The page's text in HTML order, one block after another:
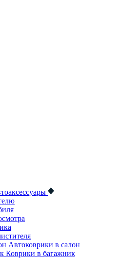
Автоковрики в салон
Коврики в багажник